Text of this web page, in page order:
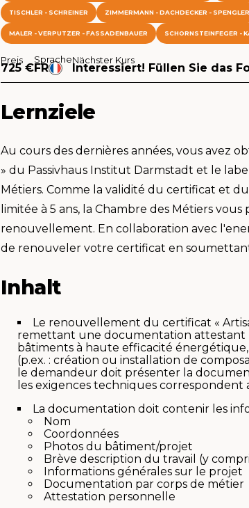
TISCHLER - SCHREINER ZIMMERMANN - DACHDECKER - SPENGLER
MALER - VERPUTZER - FASSADENBAUER SCHORNSTEINFEGER -
Preis
725 €
Sprache
FR
Nächster Kurs
Interessiert! Füllen Sie das
Lernziele
Au cours des dernières années, vous avez
» du Passivhaus Institut Darmstadt et le
Métiers. Comme la validité du certificat et
limitée à 5 ans, la Chambre des Métiers
renouvellement. En collaboration avec
de renouveler votre certificat en
Inhalt
Le renouvellement du certificat «
remettant une documentation attestant
bâtiments à haute efficacité
(p.ex. : création ou installation de
le demandeur doit présenter la
les exigences techniques
La documentation doit contenir les
Nom
Coordonnées
Photos du bâtiment/projet
Brève description du travail (y
Informations générales sur le projet
Documentation par corps de métier
Attestation personnelle